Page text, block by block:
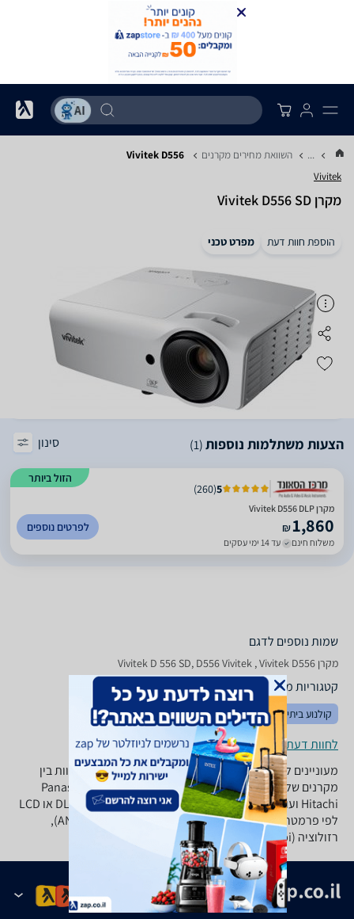
... השוואת מחירים מקרנים Vivitek D556
Vivitek
מקרן Vivitek D556 SD
הוספת חוות דעת מפרט טכני
הצעות משתלמות נוספות(1) סינון
הזול ביותר
5
(
260
)
מקרן Vivitek D556 DLP
₪1,860
משלוח חינם עד 14 ימי עסקים
לפרטים נוספים
שמות נוספים לדגם
מקרן Vivitek D 556 SD, D556 Vivitek , Vivitek D556
קטגוריות משלימות
קולנוע ביתי טלויזיות מתקני תלייה
לחוות דעת ופרטי החנויות
מעוניינים לרכוש מקרן? ב-zap השוואת מחירים תוכלו להשוות בין
מקרנים של מיטב היצרנים: BenQ, טושיבה, Panasonic, Epson,
Hitachi ועוד. התאימו את סוג המקרן האידיאלי עבורכם: DLP או LCD
לפי פרמטרים של יחס ניגודיות, עצמת הארה (ANSI Lumens),
רזולוציה (dpi), תלת מימד, מרחק הקרנה ועוד.